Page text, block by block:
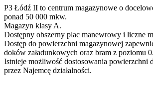
P3 Łódź II to centrum magazynowe o
ponad 50 000 mkw.
Magazyn klasy A.
Dostępny obszerny plac manewrowy i liczne
Dostęp do powierzchni magazynowej
doków załadunkowych oraz bram z poziomu 0.
Istnieje możliwość dostosowania powierzchni
przez Najemcę działalności.